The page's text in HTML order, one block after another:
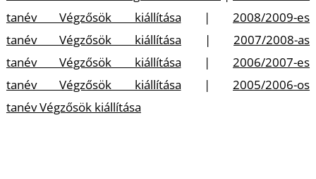
tanév Végzősök kiállítása | 2008/2009-es
tanév Végzősök kiállítása | 2007/2008-as
tanév Végzősök kiállítása | 2006/2007-es
tanév Végzősök kiállítása | 2005/2006-os
tanév Végzősök kiállítása